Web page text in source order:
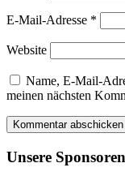
E-Mail-Adresse *
Website
Name, E-Mail-
meinen nächsten
Unsere Sponsoren